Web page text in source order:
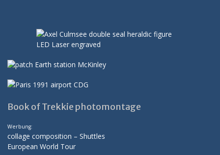
Book of Trekkie photomontage
Werbung:
collage composition – Shuttles
European World Tour